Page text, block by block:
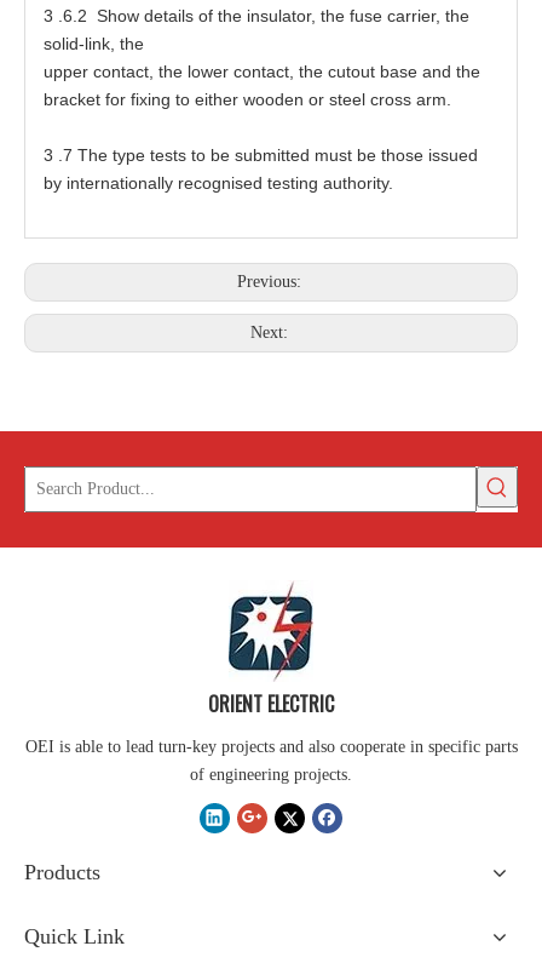
3 .6.2 Show details of the insulator, the fuse carrier, the
solid-link, the
upper contact, the lower contact the cutout base and the
bracket for fixing to either wooden or steel cross arm.
3 .7 The type tests to be submitted must be those issued
by internationally recognised testing authority.
Previous:
Next:
ORIENT ELECTRIC
OEI is able to lead turn-key projects and also cooperate in specific parts
of engineering projects.
Products
Quick Link